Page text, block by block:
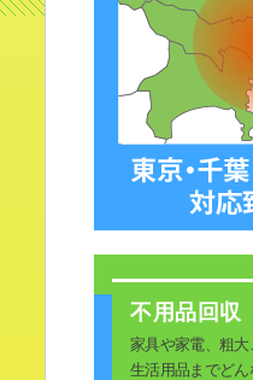
不用品回収
家具や家電、粗大
生活用品までどん